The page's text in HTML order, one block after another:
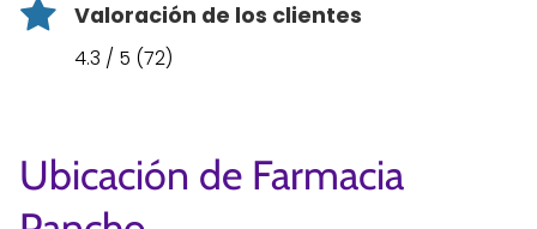
Valoración de los clientes
4.3 / 5 (72)
Ubicación de Farmacia